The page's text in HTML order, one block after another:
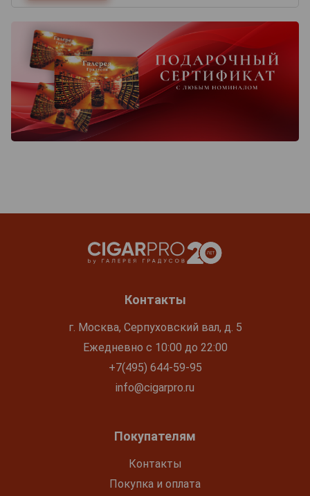
Контакты
г. Москва, Серпуховский вал, д. 5
Ежедневно с 10:00 до 22:00
+7(495) 644-59-95
info@cigarpro.ru
Покупателям
Контакты
Покупка и оплата